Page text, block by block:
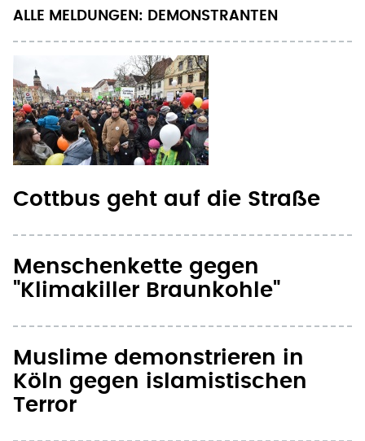
ALLE MELDUNGEN: DEMONSTRANTEN
Cottbus geht auf die Straße
Menschenkette gegen
"Klimakiller Braunkohle"
Muslime demonstrieren in
Köln gegen islamistischen
Terror